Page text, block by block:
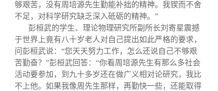
够艰苦，没有周培源先生勤能补拙的精神。我锲而不舍
不足，对科学研究缺乏深入砥砺的精神。”
彭桓武的学生、理论物理研究所副所长刘寄星震撼
于世界上竟有八十岁老人对自己提出如此严格的要求，
问彭桓武说：“您天天努力工作，怎么还说自己不够艰
苦勤奋？”彭桓武回答：“你看周培源先生有那么多社会
活动要参加，到九十多岁还在做广义相对论研究，我比
不上他。如果我像周先生那样，再勤快一些，还能取得